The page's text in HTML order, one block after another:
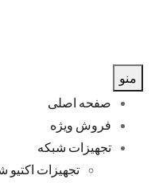
صفحه اصلی
فروش ویژه
تجهیزات شبکه
تجهیزات اکتیو شبکه